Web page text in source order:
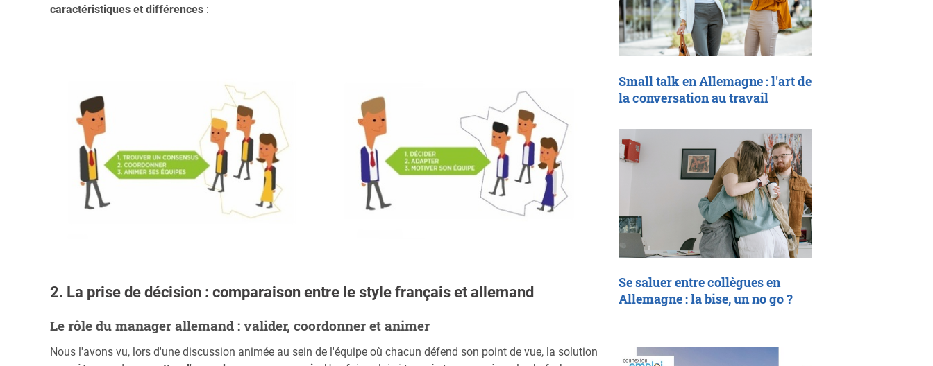
caractéristiques et différences :
2. La prise de décision : comparaison entre le style français et allemand
Le rôle du manager allemand : valider, coordonner et animer
Nous l'avons vu, lors d'une discussion animée au sein de l'équipe où chacun défend son point de vue, la solution
Small talk en Allemagne : l'art de
la conversation au travail
Se saluer entre collègues en
Allemagne : la bise, un no go ?